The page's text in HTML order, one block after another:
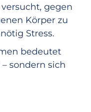
gegen
Körper zu
Stress.
bedeutet
sondern sich